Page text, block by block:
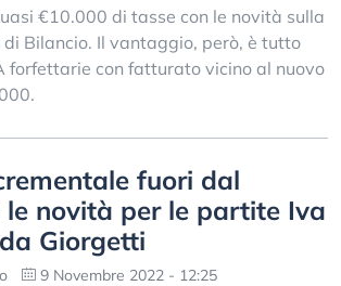
€10.000 di tasse con le novità sulla
Bilancio. Il vantaggio, però, è tutto
forfettarie con fatturato vicino al nuovo
fuori dal
novità per le partite Iva
Giorgetti
9 Novembre 2022 - 12:25